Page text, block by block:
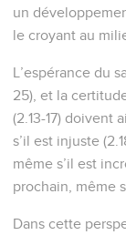
un
le croyant au
L’espérance du
25), et la
(2.13-17) doivent
s’il est injuste
même s’il est
prochain, même
Dans cette